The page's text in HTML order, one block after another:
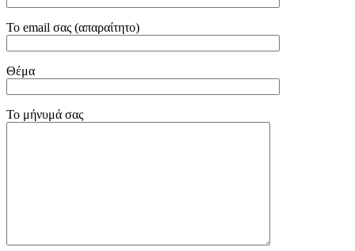
Το email σας (απαραίτητο)
Θέμα
Το μήνυμά σας